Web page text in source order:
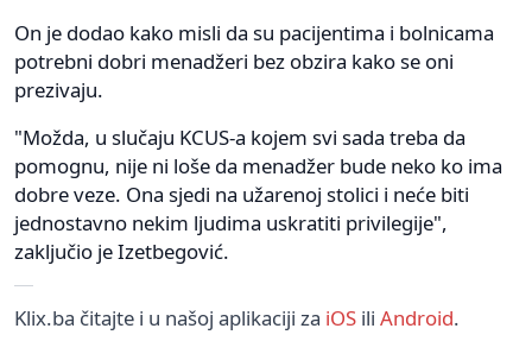
On je dodao kako misli da su pacijentima i bolnicama
potrebni dobri menadžeri bez obzira kako se oni
prezivaju.
"Možda, u slučaju KCUS-a kojem svi sada treba da
pomognu, nije ni loše da menadžer bude neko ko ima
dobre veze. Ona sjedi na užarenoj stolici i neće biti
jednostavno nekim ljudima uskratiti privilegije",
zaključio je Izetbegović.
Klix.ba čitajte i u našoj aplikaciji za iOS ili Android.